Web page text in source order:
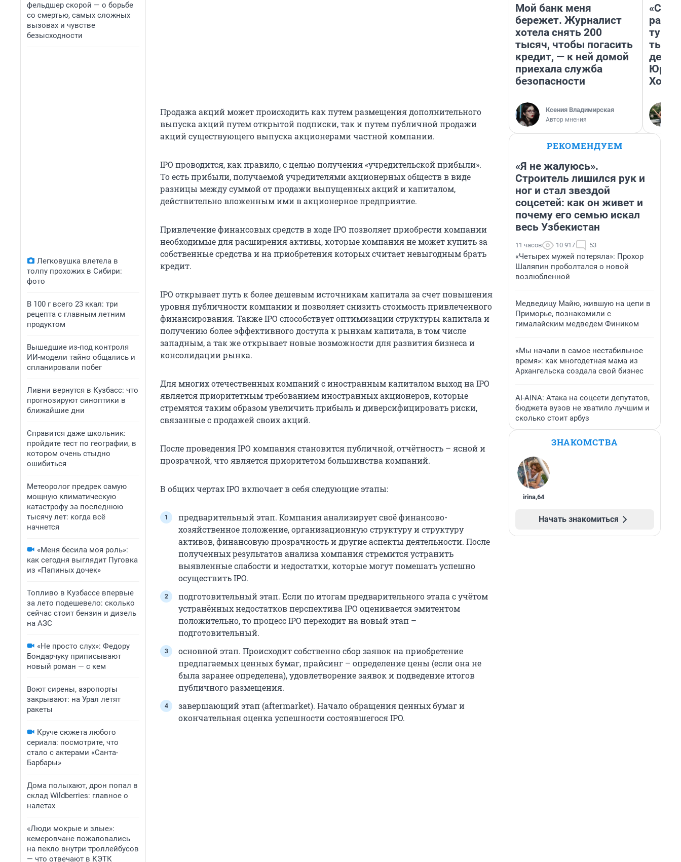
фельдшер скорой — о борьбе
со смертью, самых сложных
вызовах и чувстве
безысходности
Легковушка влетела в
толпу прохожих в Сибири:
фото
В 100 г всего 23 ккал: три
рецепта с главным летним
продуктом
Вышедшие из-под контроля
ИИ-модели тайно общались и
спланировали побег
Ливни вернутся в Кузбасс: что
прогнозируют синоптики в
ближайшие дни
Справится даже школьник:
пройдите тест по географии, в
котором очень стыдно
ошибиться
Метеоролог предрек самую
мощную климатическую
катастрофу за последнюю
тысячу лет: когда всё
начнется
«Меня бесила моя роль»:
как сегодня выглядит Пуговка
из «Папиных дочек»
Топливо в Кузбассе впервые
за лето подешевело: сколько
сейчас стоит бензин и дизель
на АЗС
«Не просто слух»: Федору
Бондарчуку приписывают
новый роман — с кем
Воют сирены, аэропорты
закрывают: на Урал летят
ракеты
Круче сюжета любого
сериала: посмотрите, что
стало с актерами «Санта-
Барбары»
Дома полыхают, дрон попал в
склад Wildberries: главное о
налетах
«Люди мокрые и злые»:
кемеровчане пожаловались
на пекло внутри троллейбусов
— что отвечают в КЭТК
Продажа акций может происходить как путем размещения дополнительного
выпуска акций путем открытой подписки, так и путем публичной продажи
акций существующего выпуска акционерами частной компании.
IPO проводится, как правило, с целью получения «учредительской прибыли».
То есть прибыли, получаемой учредителями акционерных обществ в виде
разницы между суммой от продажи выпущенных акций и капиталом,
действительно вложенным ими в акционерное предприятие.
Привлечение финансовых средств в ходе IPO позволяет приобрести компании
необходимые для расширения активы, которые компания не может купить за
собственные средства и на приобретения которых считает невыгодным брать
кредит.
IPO открывает путь к более дешевым источникам капитала за счет повышения
уровня публичности компании и позволяет снизить стоимость привлеченного
финансирования. Также IPO способствует оптимизации структуры капитала и
получению более эффективного доступа к рынкам капитала, в том числе
западным, а так же открывает новые возможности для развития бизнеса и
консолидации рынка.
Для многих отечественных компаний с иностранным капиталом выход на IPO
является приоритетным требованием иностранных акционеров, которые
стремятся таким образом увеличить прибыль и диверсифицировать риски,
связанные с продажей своих акций.
После проведения IPO компания становится публичной, отчётность – ясной и
прозрачной, что является приоритетом большинства компаний.
В общих чертах IPO включает в себя следующие этапы:
предварительный этап. Компания анализирует своё финансово-
хозяйственное положение, организационную структуру и структуру
активов, финансовую прозрачность и другие аспекты деятельности. После
полученных результатов анализа компания стремится устранить
выявленные слабости и недостатки, которые могут помешать успешно
осуществить IPO.
подготовительный этап. Если по итогам предварительного этапа с учётом
устранённых недостатков перспектива IPO оценивается эмитентом
положительно, то процесс IPO переходит на новый этап –
подготовительный.
основной этап. Происходит собственно сбор заявок на приобретение
предлагаемых ценных бумаг, прайсинг – определение цены (если она не
была заранее определена), удовлетворение заявок и подведение итогов
публичного размещения.
завершающий этап (aftermarket). Начало обращения ценных бумаг и
окончательная оценка успешности состоявшегося IPO.
Мой банк меня
бережет. Журналист
хотела снять 200
тысяч, чтобы погасить
кредит, — к ней домой
приехала служба
безопасности
Ксения Владимирская
Автор мнения
день
РЕКОМЕНДУЕМ
«Я не жалуюсь».
Строитель лишился рук и
ног и стал звездой
соцсетей: как он живет и
почему его семью искал
весь Узбекистан
11 часов 10 917 53
«Четырех мужей потеряла»: Прохор
Шаляпин проболтался о новой
возлюбленной
Медведицу Майю, жившую на цепи в
Приморье, познакомили с
гималайским медведем Фиником
«Мы начали в самое нестабильное
время»: как многодетная мама из
Архангельска создала свой бизнес
AI-AINA: Атака на соцсети депутатов,
бюджета вузов не хватило лучшим и
сколько стоит арбуз
ЗНАКОМСТВА
irina,64
Начать знакомиться